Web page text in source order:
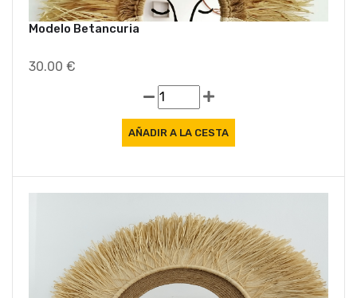
Modelo Betancuria
30.00 €